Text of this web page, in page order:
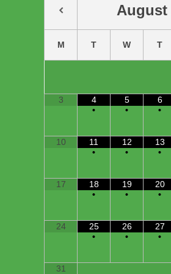
August
M T W T
3
4
•
5
•
6
•
10
11
•
12
•
13
•
17
18
•
19
•
20
•
24
25
•
26
•
27
•
31